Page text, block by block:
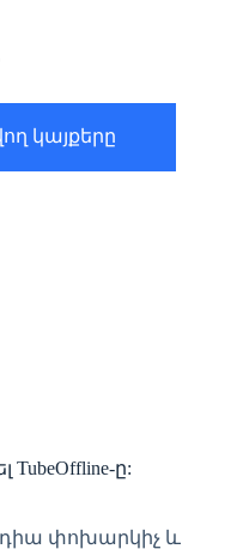
կայքերը
ը:
փոխարկիչ և